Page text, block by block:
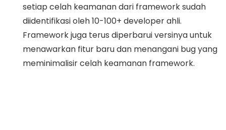
setiap celah keamanan dari framework sudah
diidentifikasi oleh 10-100+ developer ahli.
Framework juga terus diperbarui versinya untuk
menawarkan fitur baru dan menangani bug yang
meminimalisir celah keamanan framework.